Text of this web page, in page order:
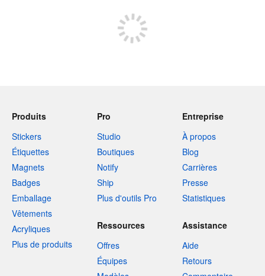
Produits
Stickers
Étiquettes
Magnets
Badges
Emballage
Vêtements
Acryliques
Plus de produits
Pro
Studio
Boutiques
Notify
Ship
Plus d'outils Pro
Entreprise
À propos
Blog
Carrières
Presse
Statistiques
Ressources
Offres
Équipes
Assistance
Aide
Retours